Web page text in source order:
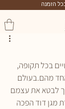
הזמנה
בכל תקופה,
מהם.בעולם
לבטא את עצמם
מגן דוד הפכה